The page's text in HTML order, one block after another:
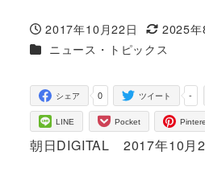
投稿日
2017年10月22日
更新日
2025年
カテゴリー
ニュース・トピックス
0
シェア -
ツイート
LINE Pocket
朝日DIGITAL 2017年10月